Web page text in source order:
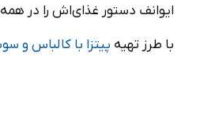
ایوانف دستور غذای‌اش را در
با طرز تهیه پیتزا با کالباس و